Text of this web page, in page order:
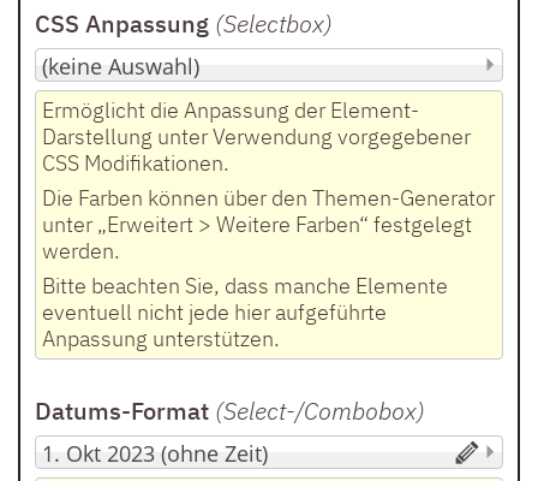
CSS Anpassung (Selectbox)
Ermöglicht die Anpassung der Element-
Darstellung unter Verwendung vorgegebener
CSS Modifikationen.
Die Farben können über den Themen-Generator
unter „Erweitert > Weitere Farben“ festgelegt
werden.
Bitte beachten Sie, dass manche Elemente
eventuell nicht jede hier aufgeführte
Anpassung unterstützen.
Datums-Format (Select-/Combobox)